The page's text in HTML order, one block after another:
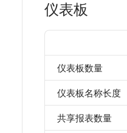
仪表板
仪表板数量
仪表板名称长度
共享报表数量